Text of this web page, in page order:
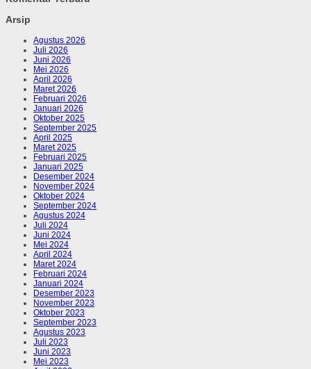
Arsip
Agustus 2026
Juli 2026
Juni 2026
Mei 2026
April 2026
Maret 2026
Februari 2026
Januari 2026
Oktober 2025
September 2025
April 2025
Maret 2025
Februari 2025
Januari 2025
Desember 2024
November 2024
Oktober 2024
September 2024
Agustus 2024
Juli 2024
Juni 2024
Mei 2024
April 2024
Maret 2024
Februari 2024
Januari 2024
Desember 2023
November 2023
Oktober 2023
September 2023
Agustus 2023
Juli 2023
Juni 2023
Mei 2023